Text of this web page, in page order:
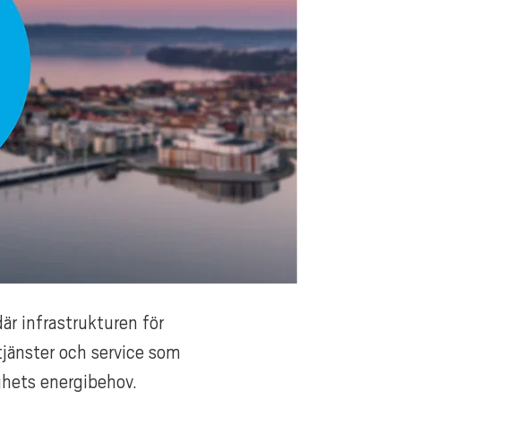
infrastrukturen för
och service som
energibehov.